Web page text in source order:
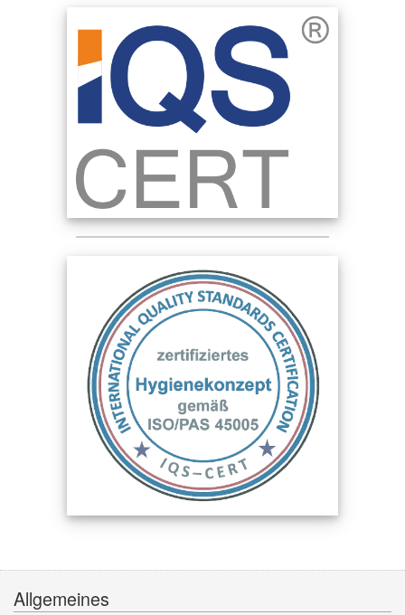
Allgemeines